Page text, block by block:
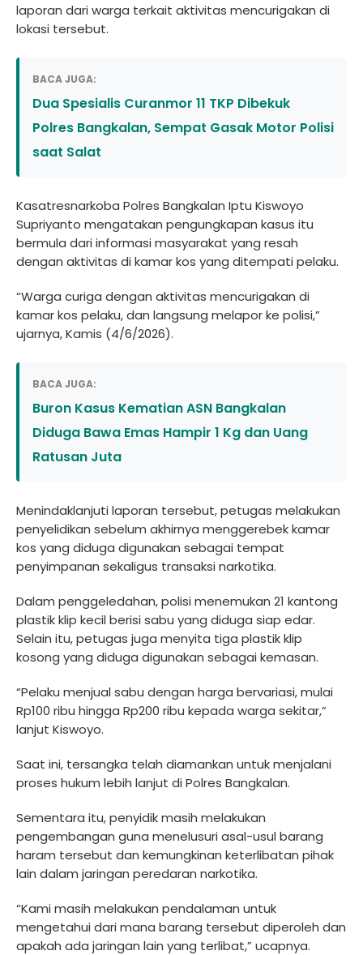
laporan dari warga terkait aktivitas mencurigakan di
lokasi tersebut.
BACA JUGA:
Dua Spesialis Curanmor 11 TKP Dibekuk
Polres Bangkalan, Sempat Gasak Motor Polisi
saat Salat
Kasatresnarkoba Polres Bangkalan Iptu Kiswoyo
Supriyanto mengatakan pengungkapan kasus itu
bermula dari informasi masyarakat yang resah
dengan aktivitas di kamar kos yang ditempati pelaku.
“Warga curiga dengan aktivitas mencurigakan di
kamar kos pelaku, dan langsung melapor ke polisi,”
ujarnya, Kamis (4/6/2026).
BACA JUGA:
Buron Kasus Kematian ASN Bangkalan
Diduga Bawa Emas Hampir 1 Kg dan Uang
Ratusan Juta
Menindaklanjuti laporan tersebut, petugas melakukan
penyelidikan sebelum akhirnya menggerebek kamar
kos yang diduga digunakan sebagai tempat
penyimpanan sekaligus transaksi narkotika.
Dalam penggeledahan, polisi menemukan 21 kantong
plastik klip kecil berisi sabu yang diduga siap edar.
Selain itu, petugas juga menyita tiga plastik klip
kosong yang diduga digunakan sebagai kemasan.
“Pelaku menjual sabu dengan harga bervariasi, mulai
Rp100 ribu hingga Rp200 ribu kepada warga sekitar,”
lanjut Kiswoyo.
Saat ini, tersangka telah diamankan untuk menjalani
proses hukum lebih lanjut di Polres Bangkalan.
Sementara itu, penyidik masih melakukan
pengembangan guna menelusuri asal-usul barang
haram tersebut dan kemungkinan keterlibatan pihak
lain dalam jaringan peredaran narkotika.
“Kami masih melakukan pendalaman untuk
mengetahui dari mana barang tersebut diperoleh dan
apakah ada jaringan lain yang terlibat,” ucapnya.